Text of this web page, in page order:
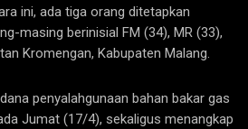
ini, ada tiga orang ditetapkan
masing berinisial FM (34), MR (33),
Kromengan, Kabupaten Malang.
penyalahgunaan bahan bakar gas
Jumat (17/4), sekaligus menangkap